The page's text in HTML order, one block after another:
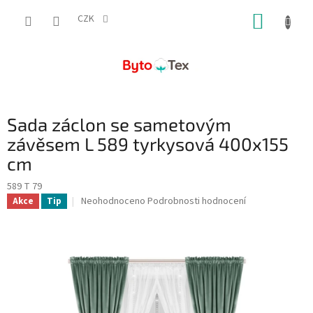
CZK
Sada záclon se sametovým
závěsem L 589 tyrkysová 400x155
cm
589 T 79
Akce Tip
Průměrné
0,0
z
5
hvězdiček.
Neohodnoceno Podrobnosti hodnocení